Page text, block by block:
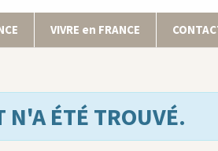
VIVRE en FRANCE
N'A ÉTÉ TROUVÉ.